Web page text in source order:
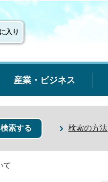
入り
産業・ビジネス
検索の方法
て